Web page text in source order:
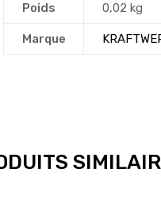
Poids 0,02 kg
Marque